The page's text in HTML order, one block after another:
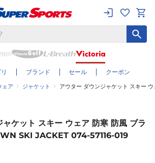
ブランド セール クーポン
ェア ジャケット アウター ダウンジャケット スキー
ャケット スキー ウェア 防寒 防風 ブラ
SKI JACKET 074-57116-019